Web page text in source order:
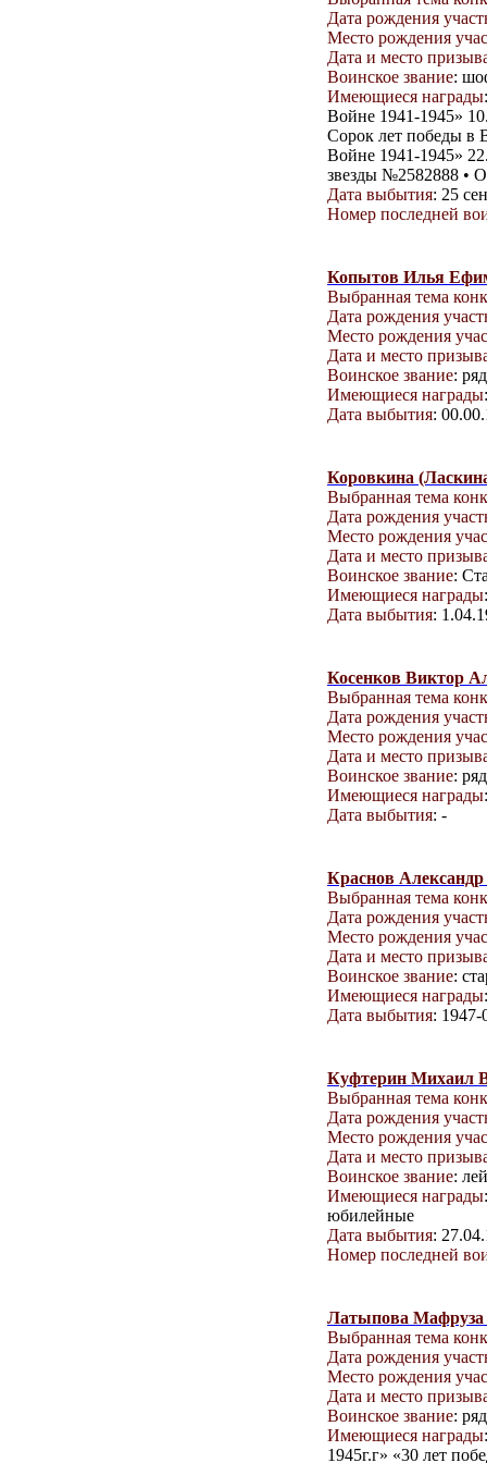
Дата рождения
Место рождения
Дата и место
Воинское звание:
Имеющиеся награды
Войне 1941-1945»
Сорок лет победы в
Войне 1941-1945»
звезды №2582888 •
Дата выбытия: 25
Номер последней
Копытов Илья
Выбранная тема
Дата рождения
Место рождения
Дата и место
Воинское звание:
Имеющиеся награды
Дата выбытия:
Коровкина
Выбранная тема
Дата рождения
Место рождения
Дата и место
Воинское звание:
Имеющиеся награды
Дата выбытия:
Косенков Виктор
Выбранная тема
Дата рождения
Место рождения
Дата и место
Воинское звание:
Имеющиеся награды
Дата выбытия: -
Краснов
Выбранная тема
Дата рождения
Место рождения
Дата и место
Воинское звание:
Имеющиеся награды
Дата выбытия: 1947-
Куфтерин Михаил
Выбранная тема
Дата рождения
Место рождения
Дата и место
Воинское звание:
Имеющиеся награды
юбилейные
Дата выбытия:
Номер последней
Латыпова
Выбранная тема
Дата рождения
Место рождения
Дата и место
Воинское звание:
Имеющиеся награды
1945г.г» «30 лет